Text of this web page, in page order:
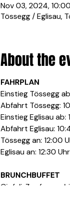
Nov 03, 2024,
Tössegg / Eglisau,
About the
FAHRPLAN
Einstieg Tössegg
Abfahrt Tössegg:
Einstieg Eglisau ab:
Abfahrt Eglisau:
Tössegg an: 12:00
Eglisau an: 12:30 Uhr
BRUNCHBUFFET
Gipfeli, Zopf,